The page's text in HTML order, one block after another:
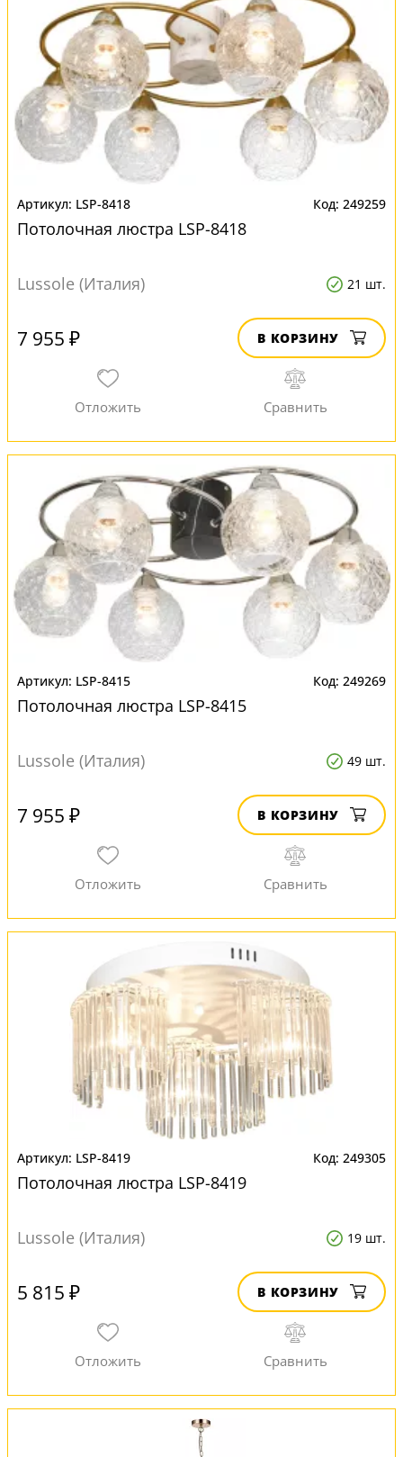
LSP-8418 249259
Потолочная люстра LSP-8418
Lussole (Италия) 21 шт.
7 955 ₽ В КОРЗИНУ
LSP-8415 249269
Потолочная люстра LSP-8415
Lussole (Италия) 49 шт.
7 955 ₽ В КОРЗИНУ
LSP-8419 249305
Потолочная люстра LSP-8419
Lussole (Италия) 19 шт.
5 815 ₽ В КОРЗИНУ